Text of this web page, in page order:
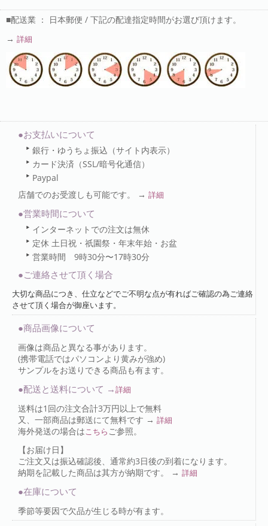
■配送業 ： 日本郵便 / 下記の配達指定時間がお選び頂けます。
→ 詳細
●お支払いについて
銀行・ゆうちょ振込（サイト内表示）
カード決済（SSL/暗号化通信）
Paypal
店舗でのお受渡しも可能です。 → 詳細
●営業時間について
インターネットでの注文は無休
定休 土日祝・祇園祭・年末年始・お盆
営業時間 9時30分〜17時30分
●ご連絡させて頂く場合
大切な商品につき、仕立などでご不明な点が有ればご確認の為ご連絡
させて頂く場合が御座います。
●商品画像について
画像は商品と異なる事があります。
(携帯電話ではパソコンより黄みが強め)
サンプルをお送りできる商品も有ます。
●配送と送料について →詳細
送料は1回の注文合計3万円以上で無料
又、一部商品は郵送にて無料です → 詳細
海外発送の場合はこちら ご参照。
【お届け日】
ご注文又は振込確認後、通常約3日後の到着になります。
納期を記載した商品は其方が納期です。 → 詳細
●在庫について
季節等要因で欠品が生じる時が有ます。